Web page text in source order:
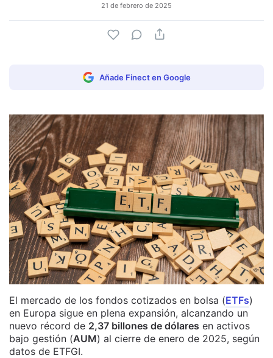
21 de febrero de 2025
Añade Finect en Google
El mercado de los fondos cotizados en bolsa (ETFs)
en Europa sigue en plena expansión, alcanzando un
nuevo récord de 2,37 billones de dólares en activos
bajo gestión (AUM) al cierre de enero de 2025, según
datos de ETFGI.